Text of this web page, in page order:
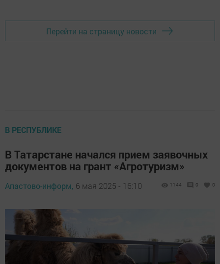
Перейти на страницу новости
В РЕСПУБЛИКЕ
В Татарстане начался прием заявочных
документов на грант «Агротуризм»
Апастово-информ, 6 мая 2025 - 16:10 1144 0 0